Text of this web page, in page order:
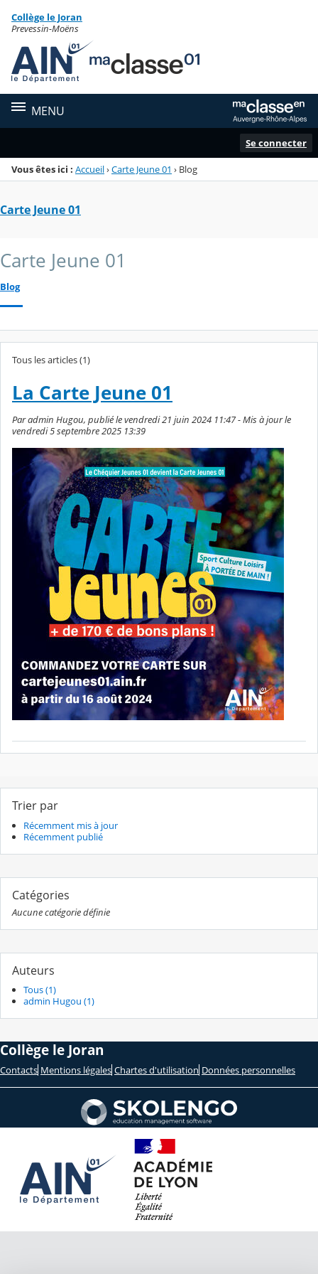
Menu de la rubrique
Contenu
Collège le Joran
Prevessin-Moëns
MENU
Se connecter
Vous êtes ici : Accueil›Carte Jeune 01 › Blog
Carte Jeune 01
Carte Jeune 01
Blog
Tous les articles (1)
La Carte Jeune 01
Par admin Hugou, publié le vendredi 21 juin 2024 11:47 - Mis à jour le
vendredi 5 septembre 2025 13:39
Trier par
Récemment mis à jour
Récemment publié
Catégories
Aucune catégorie définie
Auteurs
Tous (1)
admin Hugou (1)
Collège le Joran
Contacts Mentions légales Chartes d'utilisation Données personnelles